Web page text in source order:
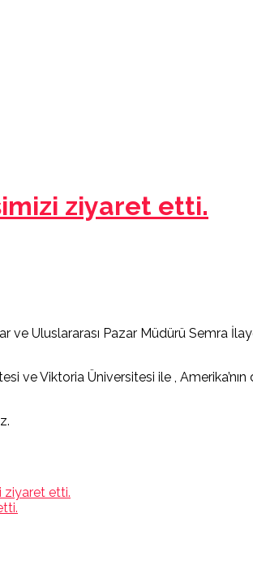
ziyaret etti.
Uluslararası Pazar Müdürü Semra
ve Viktoria Üniversitesi ile ,
ziyaret etti.